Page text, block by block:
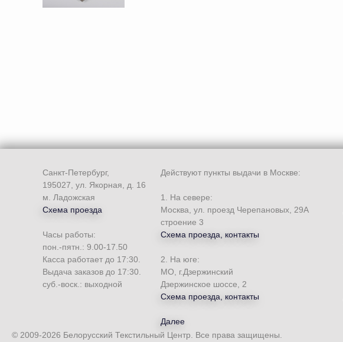
Санкт-Петербург,
195027, ул. Якорная, д. 16
м. Ладожская
Схема проезда
Часы работы:
пон.-пятн.: 9.00-17.50
Касса работает до 17:30.
Выдача заказов до 17:30.
суб.-воск.: выходной
Действуют пункты выдачи в Москве:
1. На севере:
Москва, ул. проезд Черепановых, 29А
строение 3
Схема проезда, контакты
2. На юге:
МО, г.Дзержинский
Дзержинское шоссе, 2
Схема проезда, контакты
Далее
© 2009-2026 Белорусский Текстильный Центр. Все права защищены.